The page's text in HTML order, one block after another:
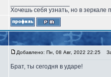
Хочешь себя узнать, но в зеркале
Добавлено: Пн, 08 Авг, 2022 22:25
Брат, ты сегодня в ударе!